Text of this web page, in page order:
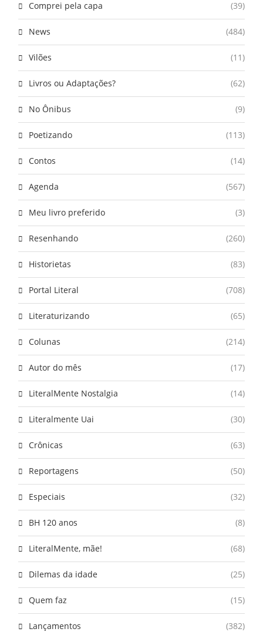
Comprei pela capa (39)
News (484)
Vilões (11)
Livros ou Adaptações? (62)
No Ônibus (9)
Poetizando (113)
Contos (14)
Agenda (567)
Meu livro preferido (3)
Resenhando (260)
Historietas (83)
Portal Literal (708)
Literaturizando (65)
Colunas (214)
Autor do mês (17)
LiteralMente Nostalgia (14)
Literalmente Uai (30)
Crônicas (63)
Reportagens (50)
Especiais (32)
BH 120 anos (8)
LiteralMente, mãe! (68)
Dilemas da idade (25)
Quem faz (15)
Lançamentos (382)